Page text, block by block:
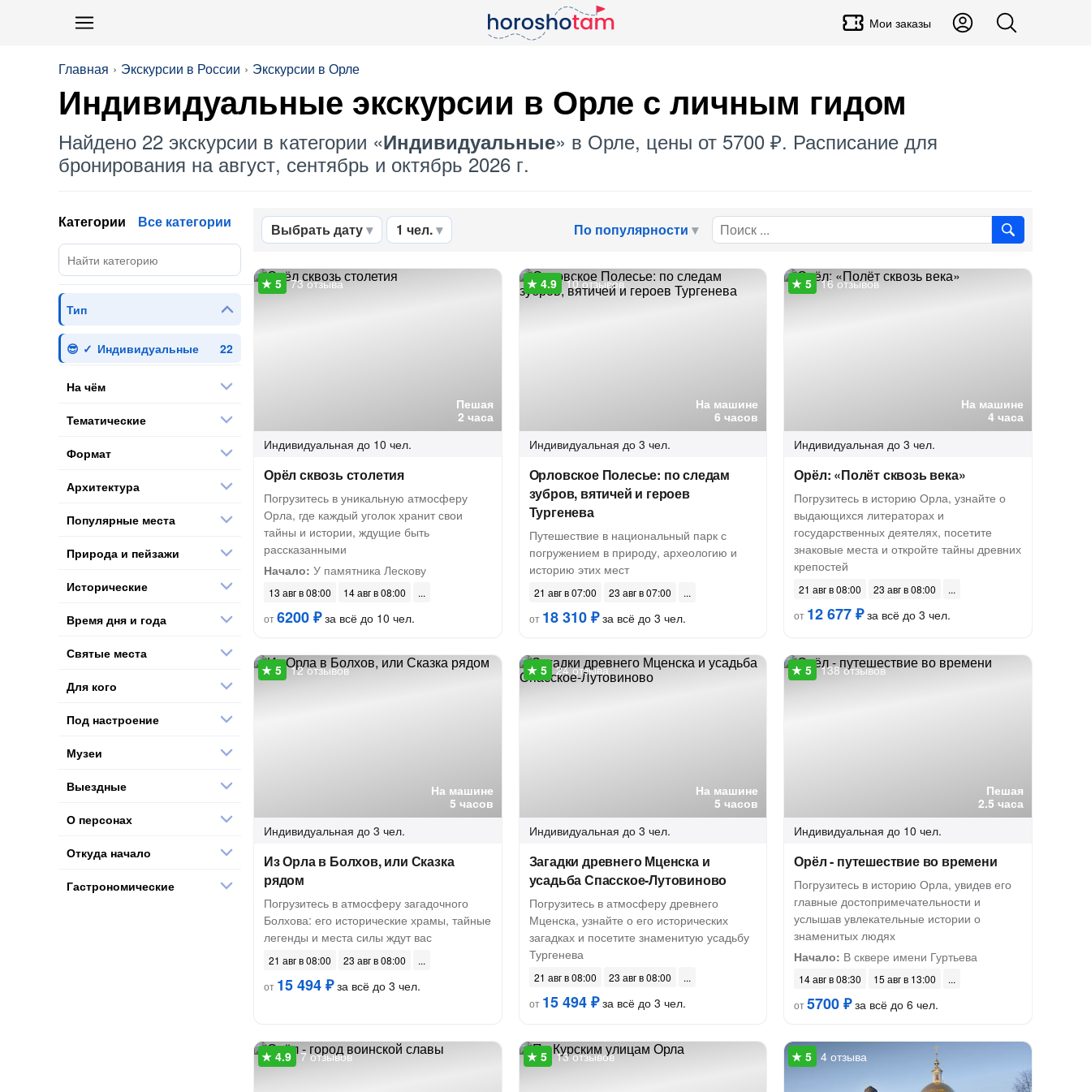
Мои заказы
Главная Экскурсии в России Экскурсии в Орле
Индивидуальные экскурсии в Орле с личным гидом
Найдено 22 экскурсии в категории «Индивидуальные» в Орле, цены от 5700 ₽. Расписание для
бронирования на август, сентябрь и октябрь 2026 г.
Выбрать дату 1 чел. По популярности
Пешая
2 часа
73 отзыва
Индивидуальная до 10 чел.
Орёл сквозь столетия
Погрузитесь в уникальную атмосферу
Орла, где каждый уголок хранит свои
тайны и истории, ждущие быть
рассказанными
Начало: У памятника Лескову
13 авг в 08:00
14 авг в 08:00
от6200 ₽за всё до 10 чел.
На машине
6 часов
10 отзывов
Индивидуальная до 3 чел.
Орловское Полесье: по следам
зубров, вятичей и героев
Тургенева
Путешествие в национальный парк с
погружением в природу, археологию и
историю этих мест
21 авг в 07:00
23 авг в 07:00
от 18 310 ₽за всё до 3 чел.
На машине
4 часа
16 отзывов
Индивидуальная до 3 чел.
Орёл: «Полёт сквозь века»
Погрузитесь в историю Орла, узнайте о
выдающихся литераторах и
государственных деятелях, посетите
знаковые места и откройте тайны древних
крепостей
21 авг в 08:00
23 авг в 08:00
от 12 677 ₽за всё до 3 чел.
На машине
5 часов
12 отзывов
Индивидуальная до 3 чел.
Из Орла в Болхов, или Сказка
рядом
Погрузитесь в атмосферу загадочного
Болхова: его исторические храмы, тайные
легенды и места силы ждут вас
21 авг в 08:00
23 авг в 08:00
от 15 494 ₽за всё до 3 чел.
На машине
5 часов
24 отзыва
Индивидуальная до 3 чел.
Загадки древнего Мценска и
усадьба Спасское-Лутовиново
Погрузитесь в атмосферу древнего
Мценска, узнайте о его исторических
загадках и посетите знаменитую усадьбу
Тургенева
21 авг в 08:00
23 авг в 08:00
от 15 494 ₽за всё до 3 чел.
Пешая
2.5 часа
138 отзывов
Индивидуальная до 10 чел.
Орёл - путешествие во времени
Погрузитесь в историю Орла, увидев его
главные достопримечательности и
услышав увлекательные истории о
знаменитых людях
Начало: В сквере имени Гуртьева
14 авг в 08:30
15 авг в 13:00
от5700 ₽за всё до 6 чел.
7 отзывов 13 отзывов 4 отзыва
Категории Все категории
Тип
Индивидуальные
На чём
Тематические
Формат
Архитектура
Популярные места
Природа и пейзажи
Исторические
Время дня и года
Святые места
Для кого
Под настроение
Музеи
Выездные
О персонах
Откуда начало
Гастрономические